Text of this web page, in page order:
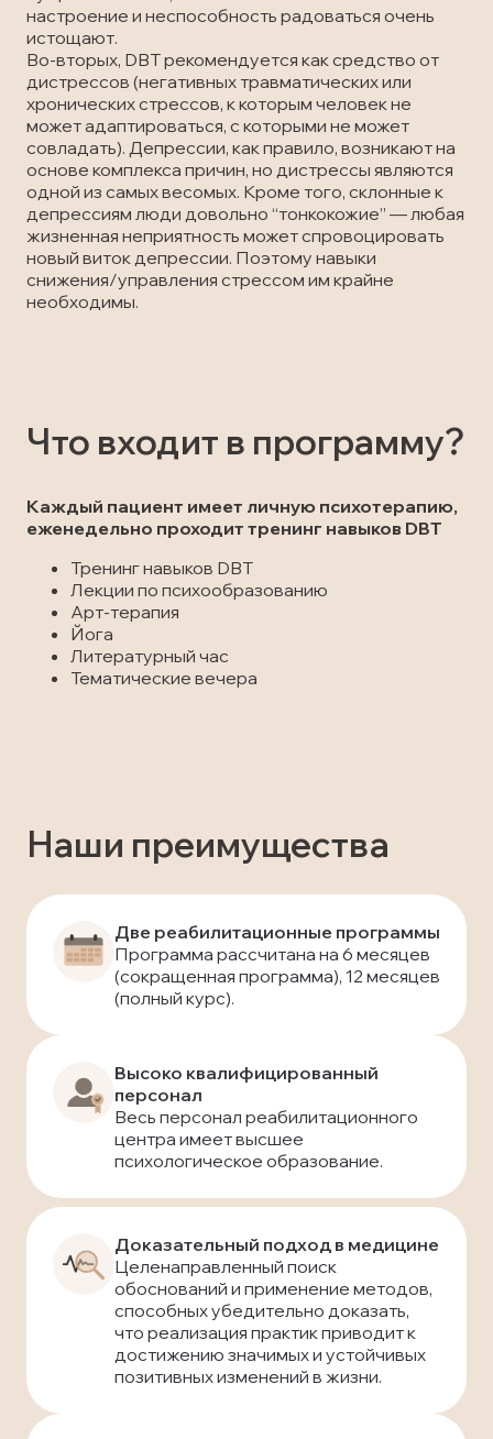
настроение и неспособность радоваться очень
истощают.
Во-вторых, DBT рекомендуется как средство от
дистрессов (негативных травматических или
хронических стрессов, к которым человек не
может адаптироваться, с которыми не может
совладать). Депрессии, как правило, возникают на
основе комплекса причин, но дистрессы являются
одной из самых весомых. Кроме того, склонные к
депрессиям люди довольно “тонкокожие” — любая
жизненная неприятность может спровоцировать
новый виток депрессии. Поэтому навыки
снижения/управления стрессом им крайне
необходимы.
Что входит в программу?
Каждый пациент имеет личную психотерапию,
еженедельно проходит тренинг навыков DBT
Тренинг навыков DBT
Лекции по психообразованию
Арт-терапия
Йога
Литературный час
Тематические вечера
Наши преимущества
Две реабилитационные программы
Программа рассчитана на 6 месяцев
(сокращенная программа), 12 месяцев
(полный курс).
Высоко квалифицированный
персонал
Весь персонал реабилитационного
центра имеет высшее
психологическое образование.
Доказательный подход в медицине
Целенаправленный поиск
обоснований и применение методов,
способных убедительно доказать,
что реализация практик приводит к
достижению значимых и устойчивых
позитивных изменений в жизни.